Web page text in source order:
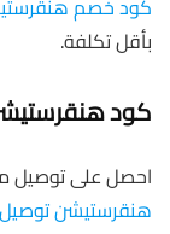
بأقل تكلفة.
كود
احصل على توصيل
هنقرستيشن